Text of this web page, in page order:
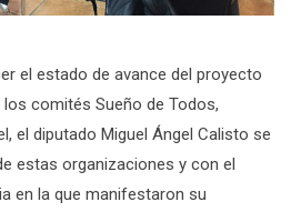
el estado de avance del proyecto
comités Sueño de Todos,
el diputado Miguel Ángel Calisto se
estas organizaciones y con el
en la que manifestaron su